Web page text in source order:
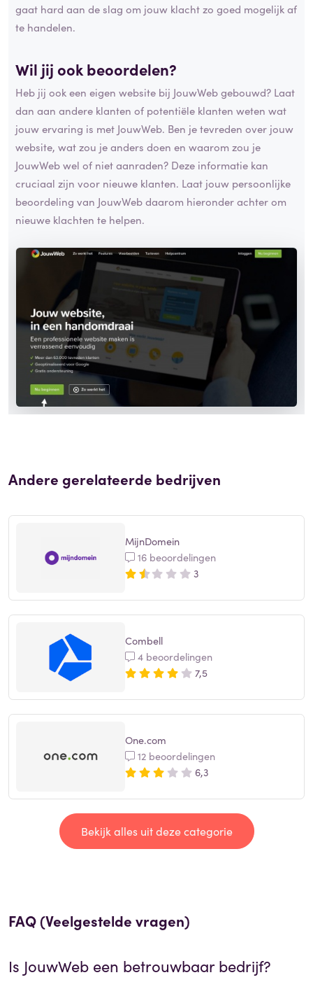
gaat hard aan de slag om jouw klacht zo goed mogelijk af
te handelen.
Wil jij ook beoordelen?
Heb jij ook een eigen website bij JouwWeb gebouwd? Laat
dan aan andere klanten of potentiële klanten weten wat
jouw ervaring is met JouwWeb. Ben je tevreden over jouw
website, wat zou je anders doen en waarom zou je
JouwWeb wel of niet aanraden? Deze informatie kan
cruciaal zijn voor nieuwe klanten. Laat jouw persoonlijke
beoordeling van JouwWeb daarom hieronder achter om
nieuwe klachten te helpen.
Andere gerelateerde bedrijven
MijnDomein
16 beoordelingen
3
Combell
4 beoordelingen
7,5
One.com
12 beoordelingen
6,3
Bekijk alles uit deze categorie
FAQ (Veelgestelde vragen)
Is JouwWeb een betrouwbaar bedrijf?